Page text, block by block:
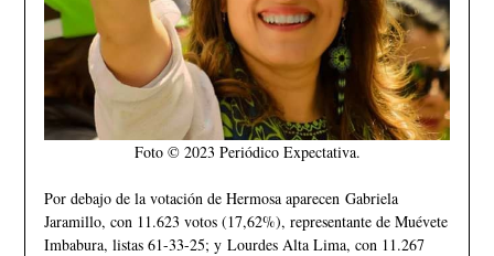
Foto © 2023 Periódico Expectativa.
Por debajo de la votación de Hermosa aparecen Gabriela
Jaramillo, con 11.623 votos (17,62%), representante de Muévete
Imbabura, listas 61-33-25; y Lourdes Alta Lima, con 11.267